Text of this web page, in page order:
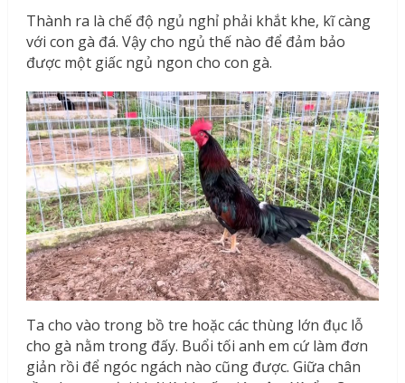
Thành ra là chế độ ngủ nghỉ phải khắt khe, kĩ càng
với con gà đá. Vậy cho ngủ thế nào để đảm bảo
được một giấc ngủ ngon cho con gà.
Ta cho vào trong bồ tre hoặc các thùng lớn đục lỗ
cho gà nằm trong đấy. Buổi tối anh em cứ làm đơn
giản rồi để ngóc ngách nào cũng được. Giữa chân